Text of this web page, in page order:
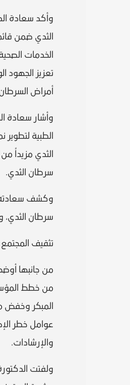
وأكد سعادة
الثدي ضمن
الخدمات
تعزيز الجهود
أمراض
وأشار سعادة
الطبية
الثدي مزيداً
سرطان الثدي.
وكشف سعادته
سرطان الثدي،
تثقيف
من جانبها
من خطط
المبكر وخفض
عوامل خطر
والإرشادات.
ولفتت